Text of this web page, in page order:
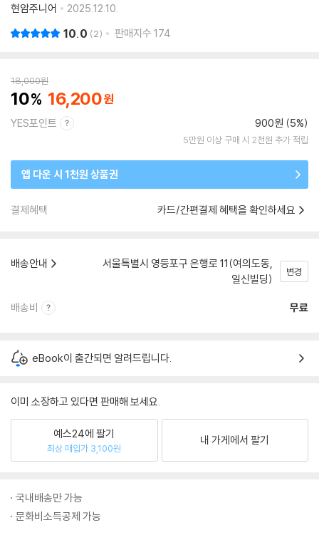
현암주니어
2025.12.10.
10.0 2 판매지수 174
18,000원
10 16,200
YES포인트 900원 (5%)
5만원 이상 구매 시 2천원 추가 적립
앱 다운 시 1천원 상품권
결제혜택 카드/간편결제 혜택을 확인하세요
배송안내
서울특별시 영등포구 은행로 11(여의도동,
일신빌딩)
변경
배송비 무료
eBook이 출간되면 알려드립니다.
이미 소장하고 있다면 판매해 보세요.
예스24에 팔기
최상 매입가 3,100원
내 가게에서 팔기
국내배송만 가능
문화비소득공제 가능